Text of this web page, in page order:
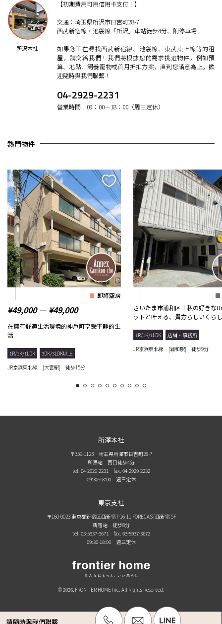
所沢本社
【初期費用可用信用卡支付！】
交通：埼玉県所沢市日吉町28-7
西武新宿線・池袋線「所沢」車站徒步4分、附停車場
如果您正在尋找西武新宿線、池袋線、東武東上線等的租
屋，請交給我們！我們將根據您的需求挑選物件，例如預
算、地點、飼養寵物或首月折扣方案，直到您滿意為止。歡
迎隨時與我們聯繫！
04-2929-2231
營業時間 09：00ー18：00（周三定休）
熱門物件
即將空房
¥49,000 ― ¥49,000
在擁有舒適生活環境的神戶町享受平靜的生
活
1R/1K/1LDK
3DK/3LDK以上
JR京浜東北線 [大宮駅] 徒歩15分
さいたま市浦和区｜私の好き
ットと叶える、貴方らしいくらし
1R/1K/1LDK
店舗・事務所
JR京浜東北線 [浦和駅] 徒歩9分
1 2 3 4 5 6 7 8 9 10
請隨時與我們聯繫
所澤本社
〒359-1123 埼玉県所澤市日吉町28-7
所澤站 西口徒歩4分
tel. 04-2929-2231 fax. 04-2929-2232
09:30-18:00 週三定休
東京支社
〒160-0023 東京都新宿区西新宿7-16-11 FORECAST西新宿 5F
新宿站 徒步8分
tel. 03-5937-3671 fax. 03-5937-3672
09:30-18:00 週三定休
© 2026, FRONTIER HOME Inc. All Rights Reserved.